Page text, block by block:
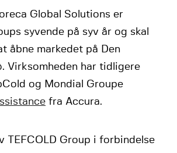
Global Solutions er
syvende på syv år og skal
åbne markedet på Den
Virksomheden har tidligere
og Mondial Groupe
fra Accura.
TEFCOLD Group i forbindelse